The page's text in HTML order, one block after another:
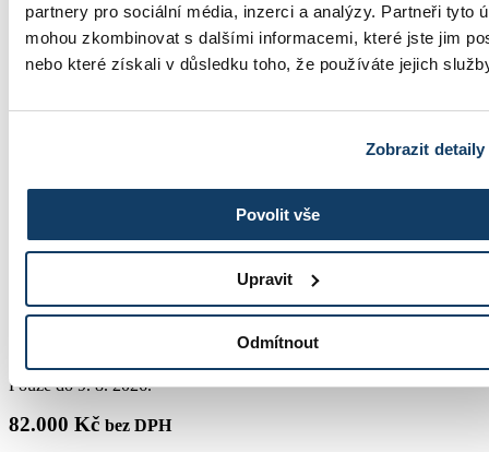
partnery pro sociální média, inzerci a analýzy. Partneři tyto
mohou zkombinovat s dalšími informacemi, které jste jim
nebo které získali v důsledku toho, že používáte jejich
Zobrazit detaily
Povolit vše
Upravit
Odmítnout
+420 603 836 740
Informace o studiu MBA
Zvýhodněná cena MBA studia!
Pouze do 9. 8. 2026.
82.000 Kč bez DPH